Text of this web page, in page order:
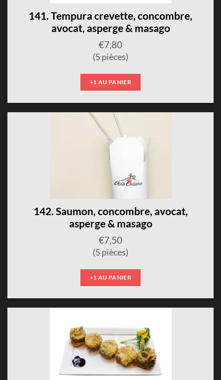
141. Tempura crevette, concombre,
avocat, asperge & masago
€7,80
(5 pièces)
+1 AU PANIER
142. Saumon, concombre, avocat,
asperge & masago
€7,50
(5 pièces)
+1 AU PANIER